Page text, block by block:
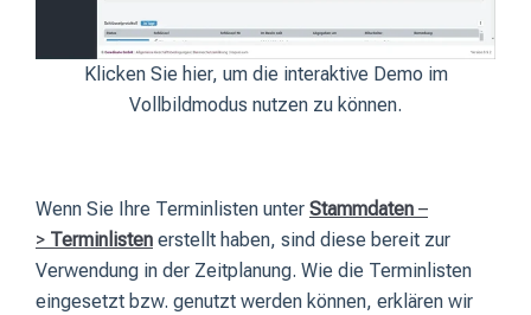
Klicken Sie hier, um die interaktive Demo im
Vollbildmodus nutzen zu können.
Wenn Sie Ihre Terminlisten unter Stammdaten –
> Terminlisten erstellt haben, sind diese bereit zur
Verwendung in der Zeitplanung. Wie die Terminlisten
eingesetzt bzw. genutzt werden können, erklären wir